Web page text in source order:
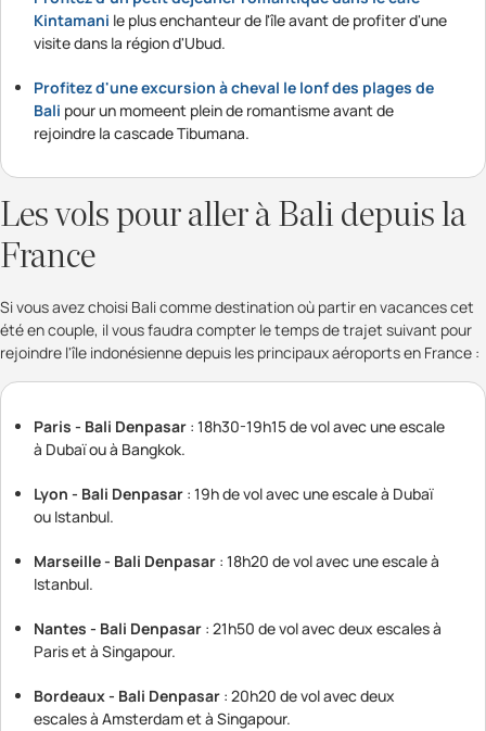
Kintamani le plus enchanteur de l'île avant de profiter d'une
visite dans la région d'Ubud.
Profitez d'une excursion à cheval le lonf des plages de
Bali pour un momeent plein de romantisme avant de
rejoindre la cascade Tibumana.
Les vols pour aller à Bali depuis la
France
Si vous avez choisi Bali comme destination où partir en vacances cet
été en couple, il vous faudra compter le temps de trajet suivant pour
rejoindre l'île indonésienne depuis les principaux aéroports en France :
Paris - Bali Denpasar : 18h30-19h15 de vol avec une escale
à Dubaï ou à Bangkok.
Lyon - Bali Denpasar : 19h de vol avec une escale à Dubaï
ou Istanbul.
Marseille - Bali Denpasar : 18h20 de vol avec une escale à
Istanbul.
Nantes - Bali Denpasar : 21h50 de vol avec deux escales à
Paris et à Singapour.
Bordeaux - Bali Denpasar : 20h20 de vol avec deux
escales à Amsterdam et à Singapour.